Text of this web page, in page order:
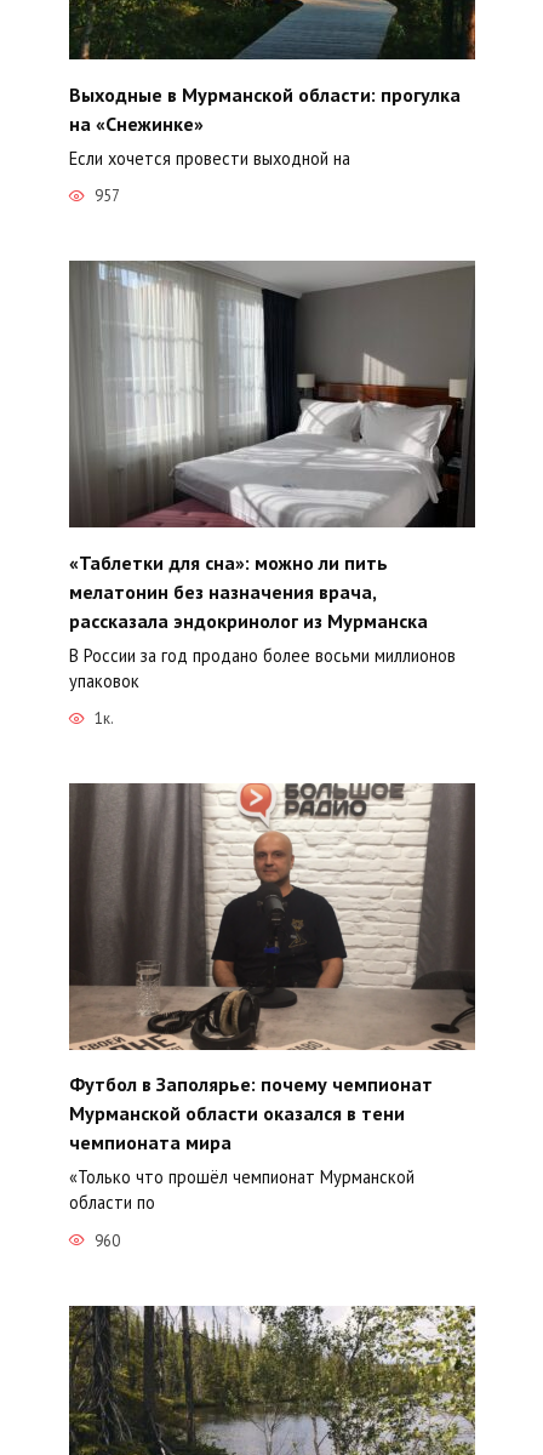
Выходные в Мурманской области: прогулка
на «Снежинке»
Если хочется провести выходной на
957
«Таблетки для сна»: можно ли пить
мелатонин без назначения врача,
рассказала эндокринолог из Мурманска
В России за год продано более восьми миллионов
упаковок
1к.
Футбол в Заполярье: почему чемпионат
Мурманской области оказался в тени
чемпионата мира
«Только что прошёл чемпионат Мурманской
области по
960